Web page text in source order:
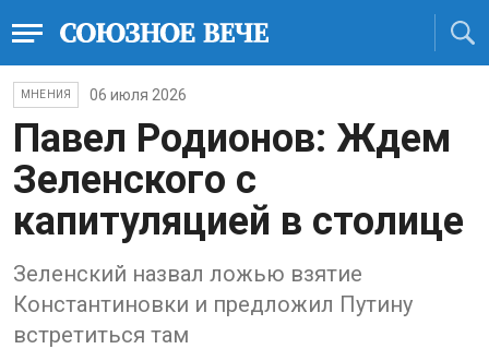
МНЕНИЯ 06 июля 2026
Павел Родионов: Ждем
Зеленского с
капитуляцией в столице
Зеленский назвал ложью взятие
Константиновки и предложил Путину
встретиться там